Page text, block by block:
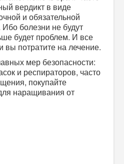
вердикт в виде
и обязательной
болезни не будут
будет проблем. И все
вы потратите на лечение.
мер безопасности:
и респираторов, часто
покупайте
наращивания от